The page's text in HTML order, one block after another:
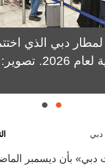
يمهد لبداية قوية
خــــلال موسم
هذا العدد
قوة المنظومة
دبي
دبي» بأن ديسمبر